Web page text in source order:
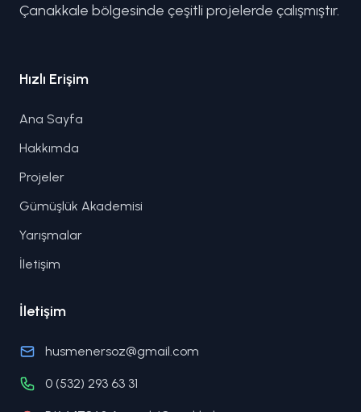
Çanakkale bölgesinde çeşitli projelerde çalışmıştır.
Hızlı Erişim
Ana Sayfa
Hakkımda
Projeler
Gümüşlük Akademisi
Yarışmalar
İletişim
İletişim
husmenersoz@gmail.com
0 (532) 293 63 31